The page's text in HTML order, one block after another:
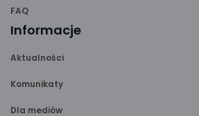
FAQ
Informacje
Aktualności
Komunikaty
Dla mediów